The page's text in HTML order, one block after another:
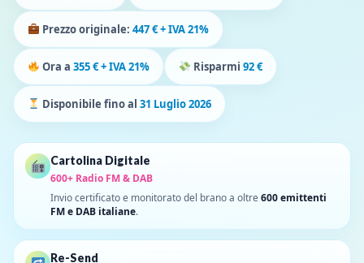
Prezzo originale: 447 € + IVA 21%
Ora a 355 € + IVA 21% Risparmi 92 €
Disponibile fino al 31 Luglio 2026
Cartolina Digitale
600+ Radio FM & DAB
Invio certificato e monitorato del brano a oltre600 emittenti
FM e DAB italiane.
Re-Send